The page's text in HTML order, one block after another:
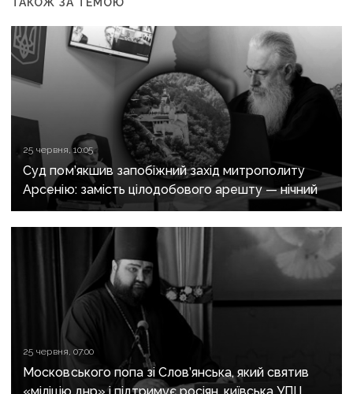
25 червня, 10:05
Суд пом’якшив запобіжний захід митрополиту
Арсенію: замість цілодобового арешту — нічний
25 червня, 07:00
Московського попа зі Слов’янська, який святив